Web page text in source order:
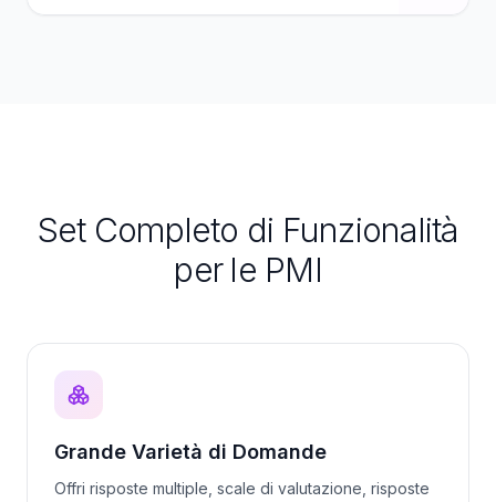
Set Completo di Funzionalità
per le PMI
Grande Varietà di Domande
Offri risposte multiple, scale di valutazione, risposte